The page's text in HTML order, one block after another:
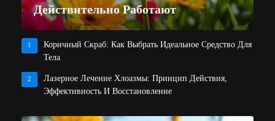
Действительно Работают
1
Коричный Скраб: Как Выбрать Идеальное Средство Для
Тела
2
Лазерное Лечение Хлоазмы: Принцип Действия,
Эффективность И Восстановление